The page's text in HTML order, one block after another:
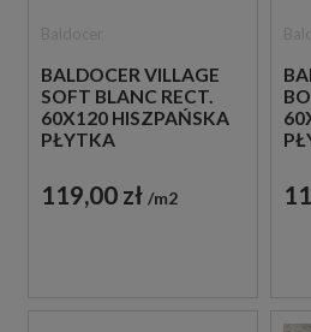
BALDOCER VILLAGE
SOFT BLANC RECT.
60X120 HISZPAŃSKA
PŁYTKA
SZARYM KOLORZE
IMITUJĄCA KAMIEŃ
119,00 zł m2